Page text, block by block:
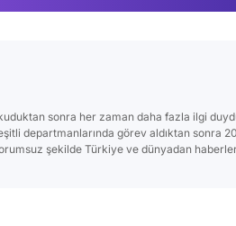
sonra her zaman daha fazla ilgi
departmanlarında görev aldıktan sonra
şekilde Türkiye ve dünyadan